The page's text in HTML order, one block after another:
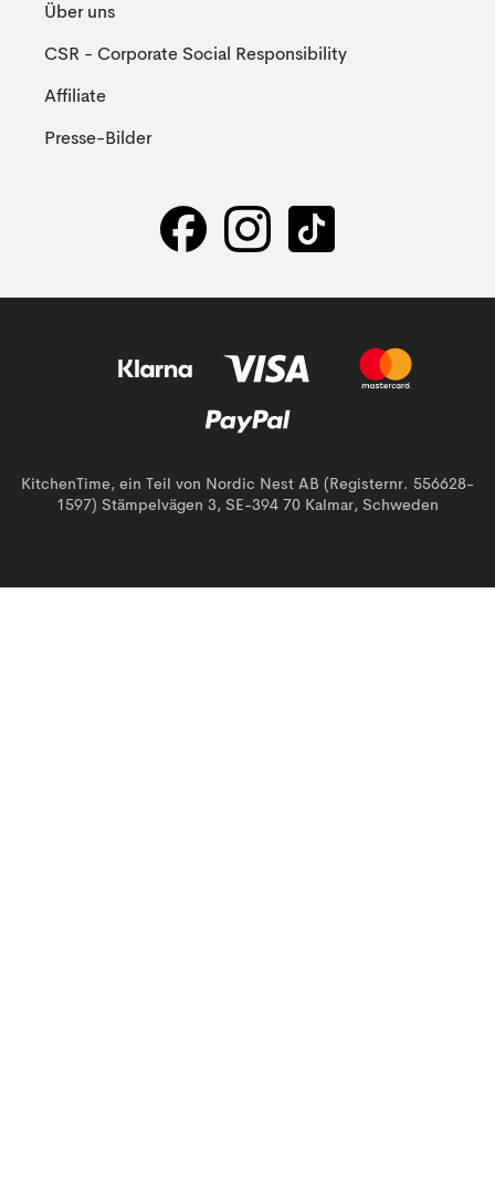
Über uns
CSR - Corporate Social Responsibility
Affiliate
Presse-Bilder
KitchenTime, ein Teil von Nordic Nest AB (Registernr. 556628-
1597) Stämpelvägen 3, SE-394 70 Kalmar, Schweden